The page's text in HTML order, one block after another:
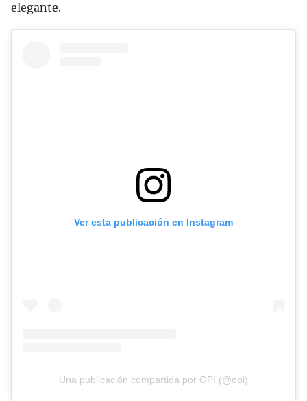
elegante.
Ver esta publicación en Instagram
Una publicación compartida por OPI (@opi)